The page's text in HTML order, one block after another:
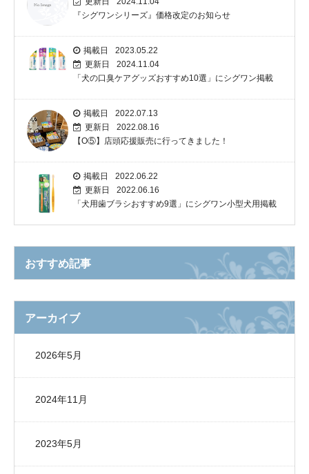
『シグワンシリーズ』価格改定のお知らせ
掲載日
2023.05.22
更新日
2024.11.04
「犬の口臭ケアグッズおすすめ10選」にシグワン掲載
掲載日
2022.07.13
更新日
2022.08.16
【O⑤】店頭応援販売に行ってきました！
掲載日
2022.06.22
更新日
2022.06.16
「犬用歯ブラシおすすめ9選」にシグワン小型犬用掲載
おすすめ記事
アーカイブ
2026年5月
2024年11月
2023年5月